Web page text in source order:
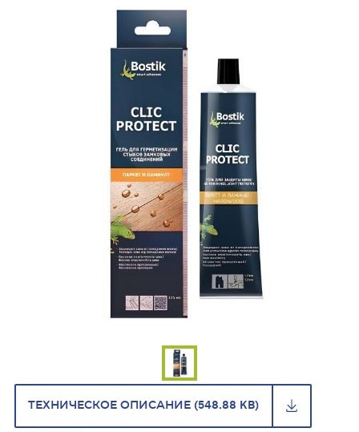
ТЕХНИЧЕСКОЕ ОПИСАНИЕ (548.88 KB)